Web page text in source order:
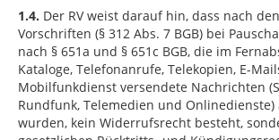
1.4. Der RV weist darauf hin, dass nach
Vorschriften (§ 312 Abs. 7 BGB) bei
nach § 651a und § 651c BGB, die im
Kataloge, Telefonanrufe, Telekopien, E-
Mobilfunkdienst versendete Nachrichten
Rundfunk, Telemedien und Onlinedienste)
wurden, kein Widerrufsrecht besteht,